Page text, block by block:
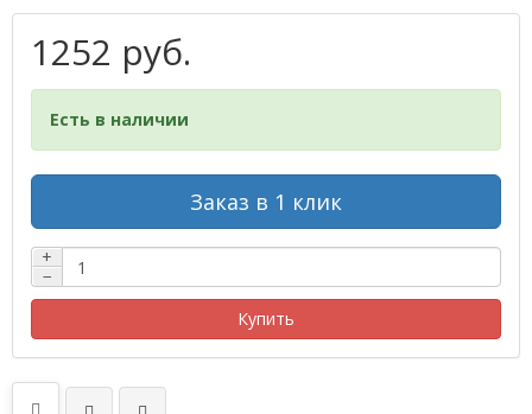
1252 руб.
Есть в наличии
Заказ в 1 клик
+
−
Купить